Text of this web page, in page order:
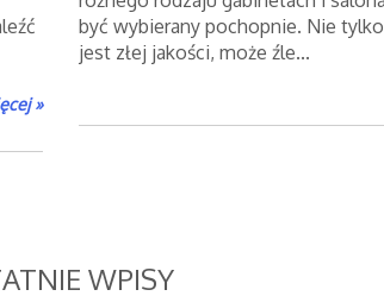
»
być wybierany pochopnie. Nie
jest złej jakości, może źle...
WPISY